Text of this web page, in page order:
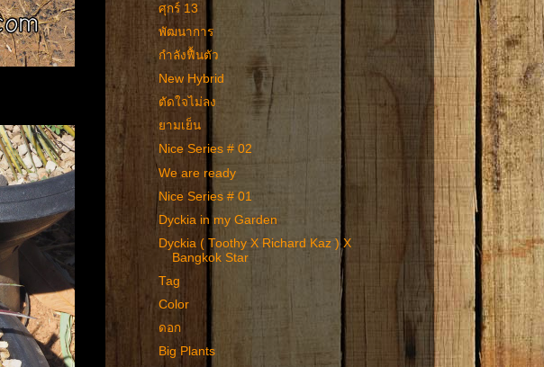
ศุกร์ 13
พัฒนาการ
กำลังฟื้นตัว
New Hybrid
ตัดใจไม่ลง
ยามเย็น
Nice Series # 02
We are ready
Nice Series # 01
Dyckia in my Garden
Dyckia ( Toothy X Richard Kaz ) X
Bangkok Star
Tag
Color
ดอก
Big Plants